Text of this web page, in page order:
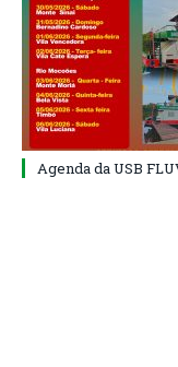
Agenda da USB